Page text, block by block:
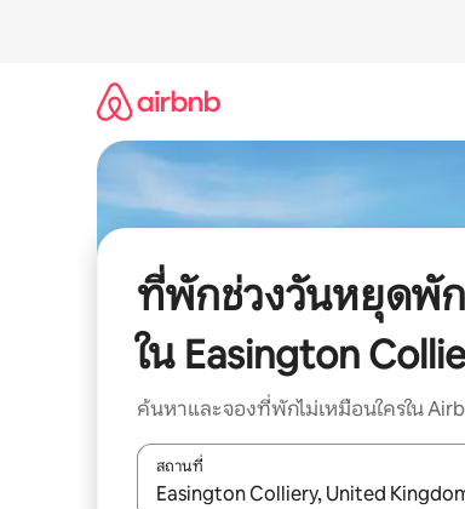
ที่พักช่วงวันหยุดพั
ใน Easington
ค้นหาและจองที่พักไม่เหมือนใครใน
สถานที่
ใช้ลูกศรขึ้นลง หรือใช้การสัมผัสหรือปัด เ